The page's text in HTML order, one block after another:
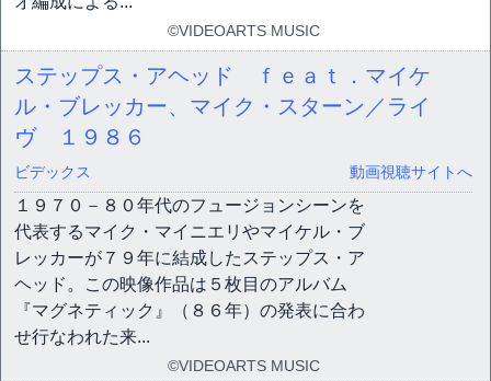
©VIDEOARTS MUSIC
ステップス・アヘッド ｆｅａｔ．マイケ
ル・ブレッカー、マイク・スターン／ライ
ヴ １９８６
ビデックス 動画視聴サイトへ
１９７０－８０年代のフュージョンシーンを
代表するマイク・マイニエリやマイケル・ブ
レッカーが７９年に結成したステップス・ア
ヘッド。この映像作品は５枚目のアルバム
『マグネティック』（８６年）の発表に合わ
せ行なわれた来...
©VIDEOARTS MUSIC